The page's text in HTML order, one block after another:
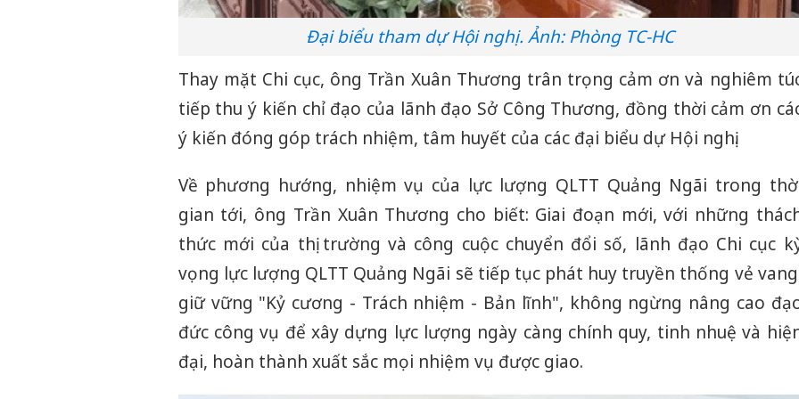
Đại biểu tham dự Hội nghị. Ảnh: Phòng TC-HC
Thay mặt Chi cục, ông Trần Xuân Thương trân trọng cảm ơn và nghiêm
tiếp thu ý kiến chỉ đạo của lãnh đạo Sở Công Thương, đồng thời cảm ơn
ý kiến đóng góp trách nhiệm, tâm huyết của các đại biểu dự Hội nghị.
Về phương hướng, nhiệm vụ của lực lượng QLTT Quảng Ngãi trong
gian tới, ông Trần Xuân Thương cho biết: Giai đoạn mới, với những
thức mới của thị trường và công cuộc chuyển đổi số, lãnh đạo Chi cục
vọng lực lượng QLTT Quảng Ngãi sẽ tiếp tục phát huy truyền thống vẻ
giữ vững "Kỷ cương - Trách nhiệm - Bản lĩnh", không ngừng nâng cao
đức công vụ để xây dựng lực lượng ngày càng chính quy, tinh nhuệ và
đại, hoàn thành xuất sắc mọi nhiệm vụ được giao.